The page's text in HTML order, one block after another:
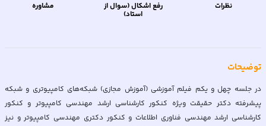
نظرات رفع اشکال (سوال از
استاد)
مشاوره
توضیحات
در جلسه چهل و یکم فیلم آموزشی (آموزش مجازی) شبکه‌های کامپیوتری و شبکه
پیشرفته دکتر حقیقت ویژه کنکور کارشناسی ارشد مهندسی کامپیوتر و کنکور
کارشناسی ارشد مهندسی فناوری اطلاعات و کنکور دکتری مهندسی کامپیوتر و نیز